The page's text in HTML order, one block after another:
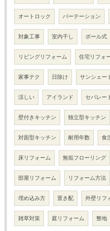
オートロック パーテーション
対象工事 室内干し ポール式
リビングリフォーム 住宅リフォ
家事テク 日除け サンシェー
涼しい アイランド セパレー
壁付きキッチン 独立型キッチン
対面型キッチン 耐用年数 食
床リフォーム 無垢フローリング
部屋リフォーム リフォーム方法
埋め込み方 置き配 外壁リフ
雑草対策 庭リフォーム 整地